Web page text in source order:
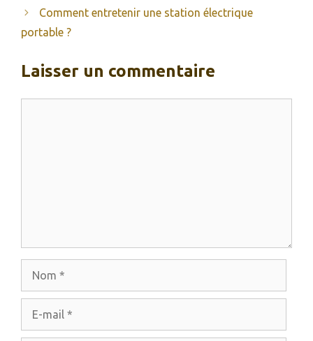
Comment entretenir une station électrique
portable ?
Laisser un commentaire
mail